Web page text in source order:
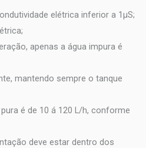
elétrica inferior a 1μS;
apenas a água impura é
mantendo sempre o tanque
é de 10 á 120 L/h, conforme
deve estar dentro dos